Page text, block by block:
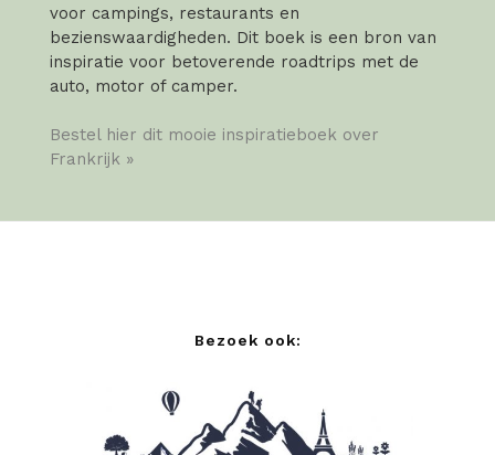
voor campings, restaurants en
bezienswaardigheden. Dit boek is een bron van
inspiratie voor betoverende roadtrips met de
auto, motor of camper.
Bestel hier dit mooie inspiratieboek over
Frankrijk »
Bezoek ook: